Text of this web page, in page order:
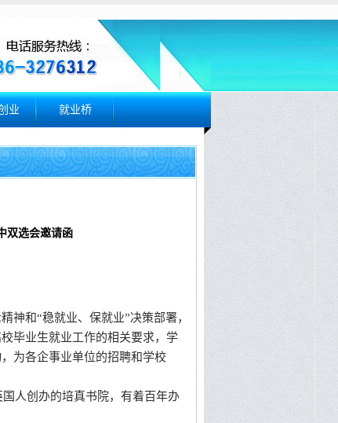
业 就业桥
双选会邀请函
和“稳就业、保就业”决策部署，
毕业生就业工作的相关要求，学
为各企事业单位的招聘和学校
人创办的培真书院，有着百年办